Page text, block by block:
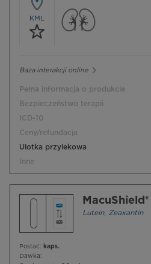
KML
Baza interakcji online
Pełna informacja o produkcie
Bezpieczeństwo terapii
ICD-10
Ceny/refundacja
Ulotka przylekowa
Inne
Lutein, Zeaxantin
Postać: kaps.
Dawka: